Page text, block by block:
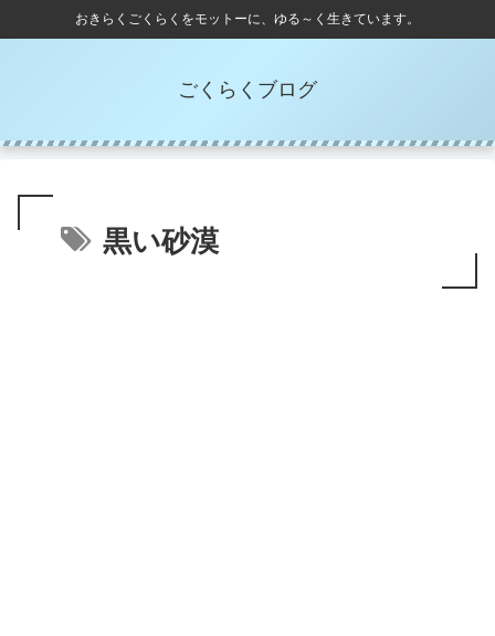
おきらくごくらくをモットーに、ゆる～く生きています。
ごくらくブログ
黒い砂漠